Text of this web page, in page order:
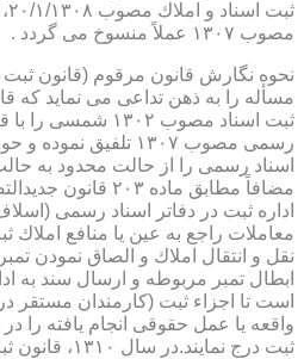
مصوب ۱۳۰۷ عملاً منسوخ می گردد .
مسأله را به ذهن تداعی می نماید كه
ثبت اسناد مصوب
رسمی مصوب ۱۳۰۷ تلفیق
اسناد رسمی را از حالت محدود به
مضافاً مطابق ماده
اداره ثبت در دفاتر اسناد رسمی
معاملات راجع به عین یا منافع
نقل و انتقال املاك و الصاق نمودن
ابطال تمبر مربوطه و ارسال سند به
است تا اجزاء ثبت (كارمندان مستقر
واقعه یا عمل حقوقی انجام یافته را
ثبت درج